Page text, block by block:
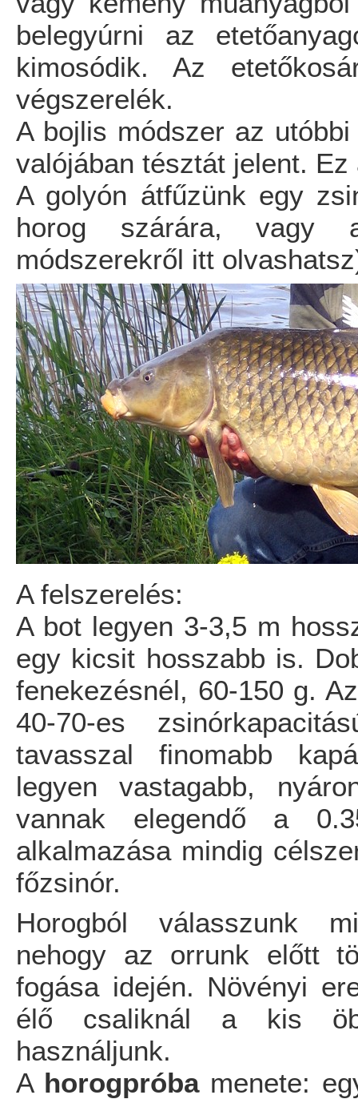
belegyúrni az
kimosódik. Az
végszerelék.
A bojlis módszer az
valójában tésztát jelent.
A golyón átfűzünk egy
horog szárára, vagy
módszerekről itt
A felszerelés:
A bot legyen 3-3,5 m
egy kicsit hosszabb is.
fenekezésnél, 60-150 g.
40-70-es
tavasszal finomabb
legyen vastagabb,
vannak elegendő a
alkalmazása mindig
főzsinór.
Horogból válasszunk
nehogy az orrunk előtt
fogása idején. Növényi
élő csaliknál a kis
használjunk.
A horogpróbamenete: